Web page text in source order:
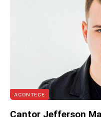
ACONTECE
Cantor Jefferson